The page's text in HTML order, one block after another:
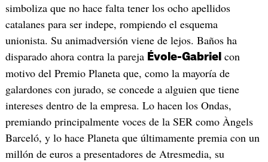
simboliza que no hace falta tener los ocho apellidos
catalanes para ser indepe, rompiendo el esquema
unionista. Su animadversión viene de lejos. Baños ha
disparado ahora contra la pareja Évole-Gabriel con
motivo del Premio Planeta que, como la mayoría de
galardones con jurado, se concede a alguien que tiene
intereses dentro de la empresa. Lo hacen los Ondas,
premiando principalmente voces de la SER como Àngels
Barceló, y lo hace Planeta que últimamente premia con un
millón de euros a presentadores de Atresmedia, su